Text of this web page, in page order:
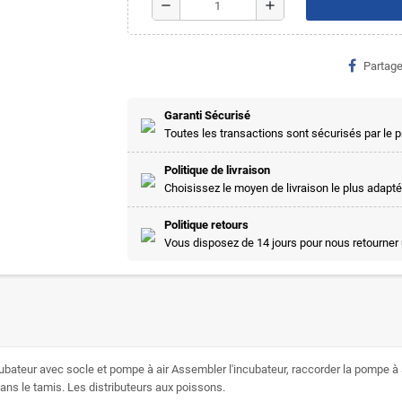
remove add
Garanti Sécurisé
Toutes les transactions sont sécurisés par le
Politique de livraison
Choisissez le moyen de livraison le plus
Politique retours
Vous disposez de 14 jours pour nous
avec socle et pompe à air Assembler l'incubateur, raccorder la pompe
le tamis. Les distributeurs aux poissons.